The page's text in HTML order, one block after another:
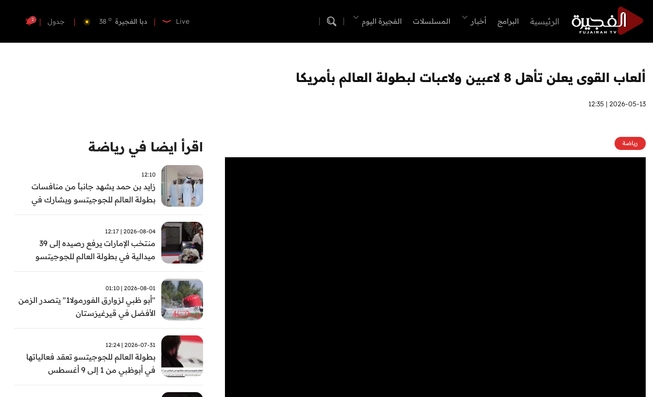
الرئيسية البرامج أخبار المسلسلات الفجيرة اليوم Live دبا الفجيرة 38 o جدول 2
ألعاب القوى يعلن تأهل 8 لاعبين ولاعبات لبطولة العالم بأمريكا
2026-05-13 | 12:35
رياضة اقرأ ايضا في رياضة
12:10
زايد بن حمد يشهد جانباً من منافسات
بطولة العالم للجوجيتسو ويشارك في
تتويج الفائزين
2026-08-04 | 12:17
منتخب الإمارات يرفع رصيده إلى 39
ميدالية في بطولة العالم للجوجيتسو
2026-08-01 | 01:10
"أبو ظبي لزوارق الفورمولا1" يتصدر الزمن
الأفضل في قيرغيزستان
2026-07-31 | 12:24
بطولة العالم للجوجيتسو تعقد فعالياتها
في أبوظبي من 1 إلى 9 أغسطس